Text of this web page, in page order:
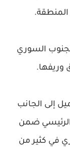
المنطقة.
السوري
وريفها.
إلى الجانب
الرئيسي ضمن
في كثير من